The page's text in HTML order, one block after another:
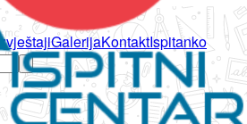
IzvještajiGalerijaKontaktIspitanko